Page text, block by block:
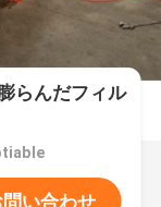
らんだフィル
問い合わせ